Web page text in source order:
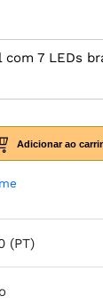
Adicionar ao
(PT)